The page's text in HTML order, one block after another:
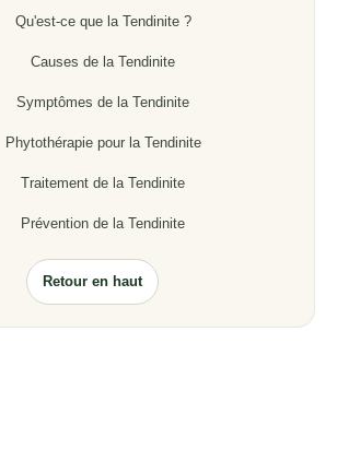
Qu'est-ce que la Tendinite ?
Causes de la Tendinite
Symptômes de la Tendinite
Phytothérapie pour la Tendinite
Traitement de la Tendinite
Prévention de la Tendinite
Retour en haut